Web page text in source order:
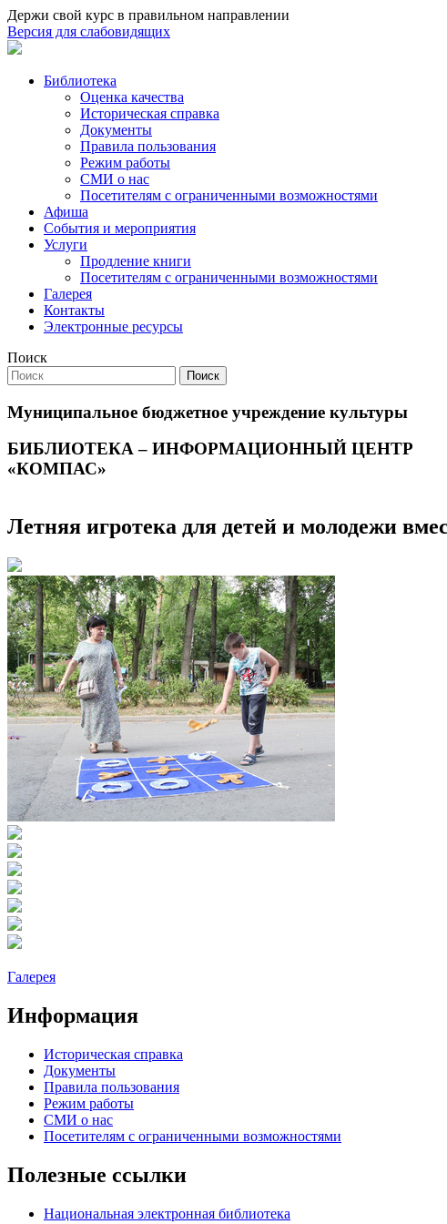
Держи свой курс в правильном направлении
Версия для слабовидящих
Библиотека
Оценка качества
Историческая справка
Документы
Правила пользования
Режим работы
СМИ о нас
Посетителям с ограниченными возможностями
Афиша
События и мероприятия
Услуги
Продление книги
Посетителям с ограниченными возможностями
Галерея
Контакты
Электронные ресурсы
Поиск
Поиск
Муниципальное бюджетное учреждение культуры
БИБЛИОТЕКА – ИНФОРМАЦИОННЫЙ ЦЕНТР
«КОМПАС»
Летняя игротека для детей и молодежи
Галерея
Информация
Историческая справка
Документы
Правила пользования
Режим работы
СМИ о нас
Посетителям с ограниченными возможностями
Полезные ссылки
Национальная электронная библиотека